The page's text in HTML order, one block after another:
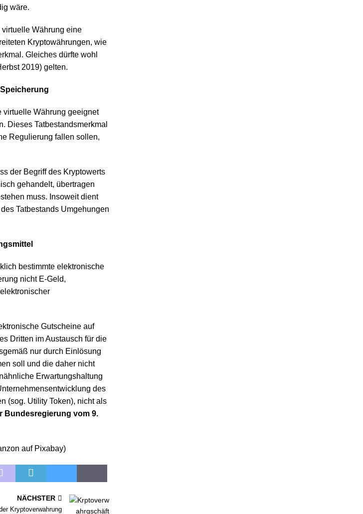
wäre.
Währung eine
Kryptowährungen, wie
Gleiches dürfte wohl
2019) gelten.
Währung geeignet
Dieses Tatbestandsmerkmal
Regulierung fallen sollen,
der Begriff des Kryptowerts
gehandelt, übertragen
muss. Insoweit dient
Tatbestands Umgehungen
bestimmte elektronische
nicht E-Geld,
Gutscheine auf
Dritten im Austausch für die
nur durch Einlösung
soll und die daher nicht
Erwartungshaltung
des
(sog. Utility Token), nicht als
Bundesregierung vom 9.
auf Pixabay)
NÄCHSTER
Kryptoverwahrung